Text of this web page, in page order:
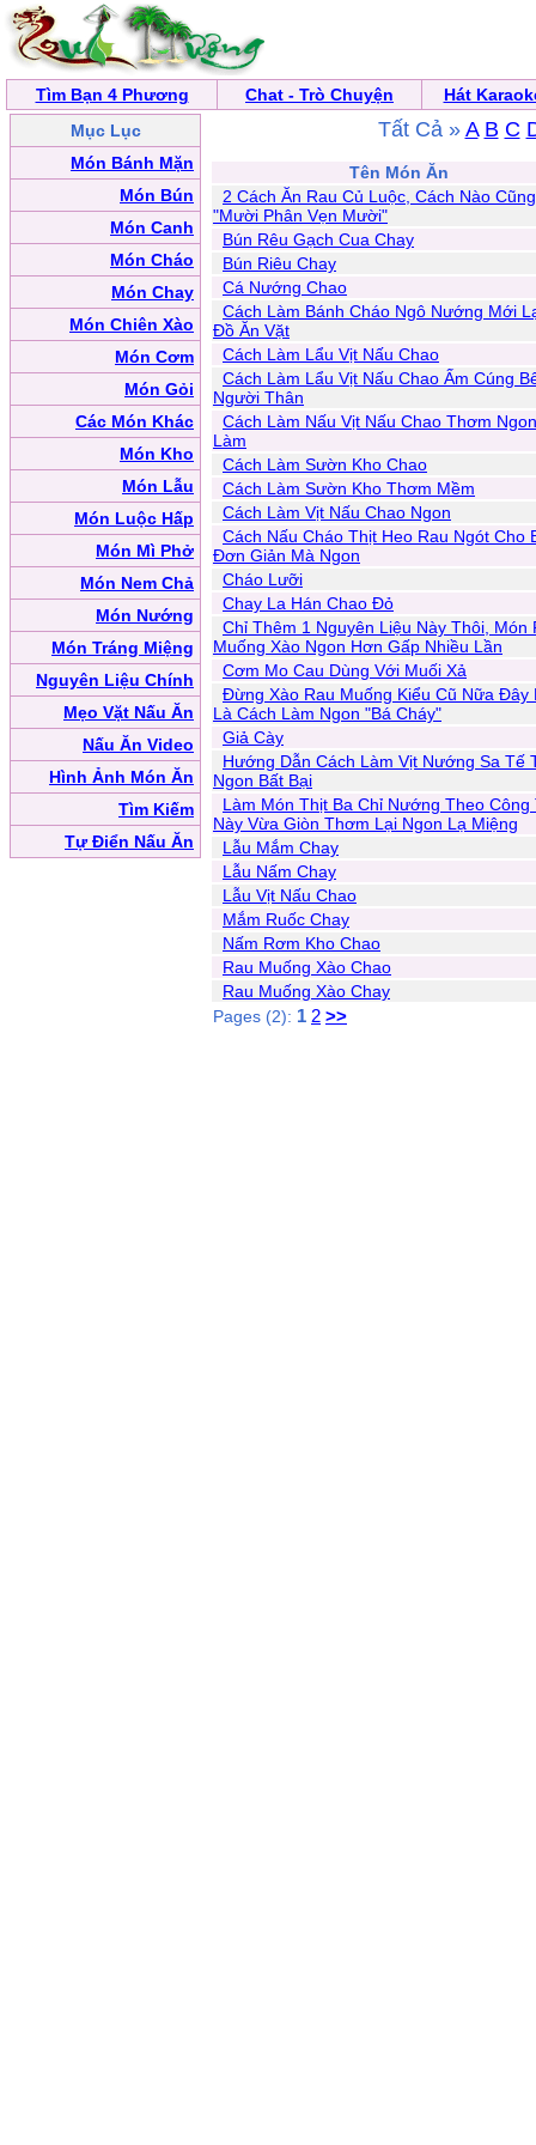
Tìm Bạn 4 Phương Chat - Trò Chuyện
Hát
Mục Lục
Món Bánh Mặn
Món Bún
Món Canh
Món Cháo
Món Chay
Món Chiên Xào
Món Cơm
Món Gỏi
Các Món Khác
Món Kho
Món Lẫu
Món Luộc Hấp
Món Mì Phở
Món Nem Chả
Món Nướng
Món Tráng Miệng
Nguyên Liệu Chính
Mẹo Vặt Nấu Ăn
Nấu Ăn Video
Hình Ảnh Món Ăn
Tìm Kiếm
Tự Điển Nấu Ăn
Tất Cả » A B C
Tên Món Ăn
2 Cách Ăn Rau Củ Luộc, Cách Nào
"Mười Phân Vẹn Mười"
Bún Rêu Gạch Cua Chay
Bún Riêu Chay
Cá Nướng Chao
Cách Làm Bánh Cháo Ngô Nướng Mới
Đồ Ăn Vặt
Cách Làm Lẩu Vịt Nấu Chao
Cách Làm Lẩu Vịt Nấu Chao Ấm Cúng
Người Thân
Cách Làm Nấu Vịt Nấu Chao Thơm
Làm
Cách Làm Sườn Kho Chao
Cách Làm Sườn Kho Thơm Mềm
Cách Làm Vịt Nấu Chao Ngon
Cách Nấu Cháo Thịt Heo Rau Ngót Cho
Đơn Giản Mà Ngon
Cháo Lưỡi
Chay La Hán Chao Đỏ
Chỉ Thêm 1 Nguyên Liệu Này Thôi, Món
Muống Xào Ngon Hơn Gấp Nhiều Lần
Cơm Mo Cau Dùng Với Muối Xả
Đừng Xào Rau Muống Kiểu Cũ Nữa Đây
Là Cách Làm Ngon "Bá Cháy"
Giả Cày
Hướng Dẫn Cách Làm Vịt Nướng Sa Tế
Ngon Bất Bại
Làm Món Thịt Ba Chỉ Nướng Theo Công
Này Vừa Giòn Thơm Lại Ngon Lạ Miệng
Lẫu Mắm Chay
Lẫu Nấm Chay
Lẫu Vịt Nấu Chao
Mắm Ruốc Chay
Nấm Rơm Kho Chao
Rau Muống Xào Chao
Rau Muống Xào Chay
Pages (2): 1 2 >>